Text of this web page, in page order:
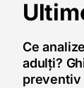
Ce
adulți?
preventiv